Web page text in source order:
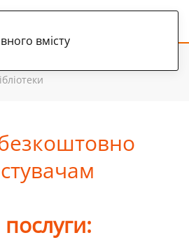
вмісту
безкоштовно
послуги: